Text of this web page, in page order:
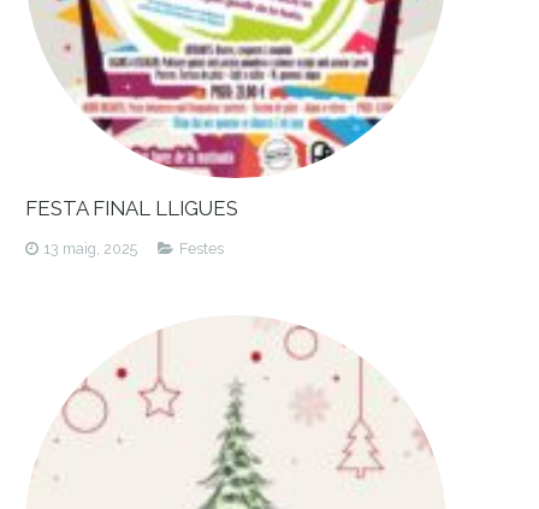
FESTA FINAL LLIGUES
13 maig, 2025 Festes